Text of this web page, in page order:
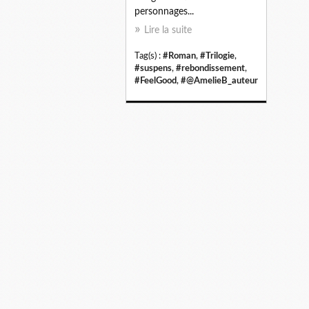
personnages...
Lire la suite
Tag(s) : #Roman, #Trilogie,
#suspens, #rebondissement,
#FeelGood, #@AmelieB_auteur